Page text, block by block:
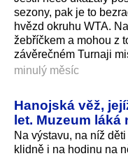
sezony, pak je to
hvězd okruhu WTA.
žebříčkem a mohou z
závěrečném Turnaji
minulý měsíc
Hanojská věž,
let. Muzeum láká
Na výstavu, na níž
klidně i na hodinu na